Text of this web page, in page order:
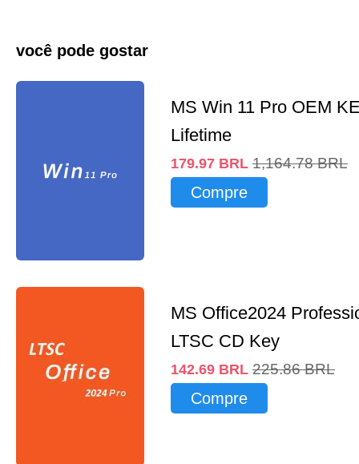
você pode gostar
MS Win 11 Pro OEM
Lifetime
179.97 BRL 1,164.78 BRL
Compre
MS Office2024
LTSC CD Key
142.69 BRL 225.86 BRL
Compre